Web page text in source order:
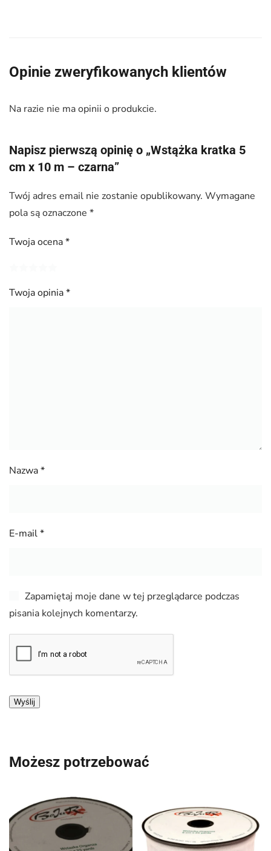
Opinie zweryfikowanych klientów
Na razie nie ma opinii o produkcie.
Napisz pierwszą opinię o „Wstążka kratka 5
cm x 10 m – czarna”
Twój adres email nie zostanie opublikowany. Wymagane
pola są oznaczone *
Twoja ocena*
Twoja opinia*
Nazwa*
E-mail*
Zapamiętaj moje dane w tej przeglądarce podczas
pisania kolejnych komentarzy.
Możesz potrzebować